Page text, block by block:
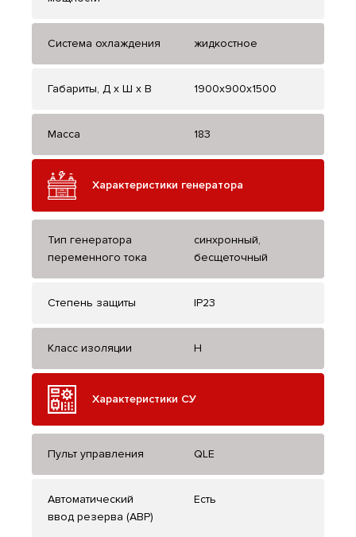
Система охлаждения жидкостное
Габариты, Д x Ш x В 1900x900x1500
Масса 183
Характеристики генератора
Тип генератора
переменного тока
синхронный,
бесщеточный
Степень защиты IP23
Класс изоляции H
Характеристики СУ
Пульт управления QLE
Автоматический
ввод резерва (АВР)
Есть